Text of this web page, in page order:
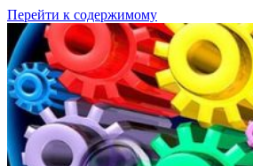
Перейти к содержимому